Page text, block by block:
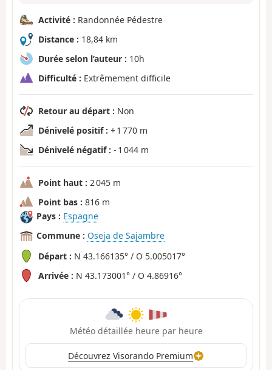
Activité : Randonnée Pédestre
Distance : 18,84 km
Durée selon l’auteur : 10h
Difficulté : Extrêmement difficile
Retour au départ : Non
Dénivelé positif : + 1 770 m
Dénivelé négatif : - 1 044 m
Point haut : 2 045 m
Point bas : 816 m
Pays : Espagne
Commune : Oseja de Sajambre
Départ : N 43.166135° / O 5.005017°
Arrivée : N 43.173001° / O 4.86916°
Météo détaillée heure par heure
Découvrez Visorando Premium